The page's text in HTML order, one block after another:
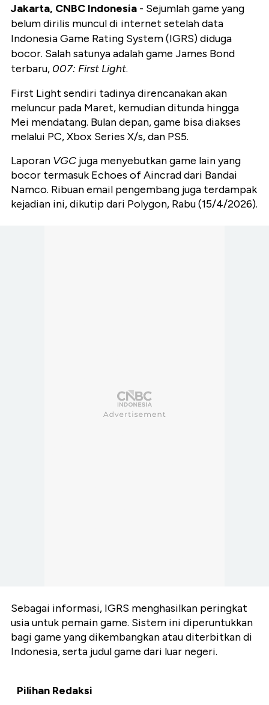
Jakarta, CNBC Indonesia - Sejumlah game yang
belum dirilis muncul di internet setelah data
Indonesia Game Rating System (IGRS) diduga
bocor. Salah satunya adalah game James Bond
terbaru, 007: First Light.
First Light sendiri tadinya direncanakan akan
meluncur pada Maret, kemudian ditunda hingga
Mei mendatang. Bulan depan, game bisa diakses
melalui PC, Xbox Series X/s, dan PS5.
Laporan VGC juga menyebutkan game lain yang
bocor termasuk Echoes of Aincrad dari Bandai
Namco. Ribuan email pengembang juga terdampak
kejadian ini, dikutip dari Polygon, Rabu (15/4/2026).
Sebagai informasi, IGRS menghasilkan peringkat
usia untuk pemain game. Sistem ini diperuntukkan
bagi game yang dikembangkan atau diterbitkan di
Indonesia, serta judul game dari luar negeri.
Pilihan Redaksi